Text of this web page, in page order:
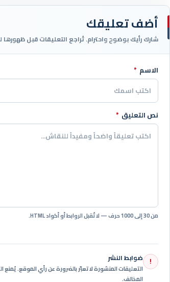
أضف تعليقك
شارك رأيك بوضوح واحترام. تُراجع التعليقات قبل ظهورها
اترك هذا الحقل فارغاً
الاسم *
نص التعليق *
من 30 إلى 1000 حرف — لا تُقبل الروابط أو أكواد HTML.
! ضوابط النشر
التعليقات المنشورة لا تعبّر بالضرورة عن رأي الموقع.
المخالف.